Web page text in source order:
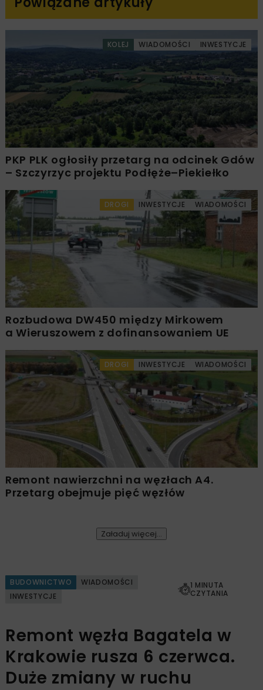
KOLEJ WIADOMOŚCI INWESTYCJE
PKP PLK ogłosiły przetarg na odcinek Gdów
– Szczyrzyc projektu Podłęże–Piekiełko
DROGI INWESTYCJE WIADOMOŚCI
Rozbudowa DW450 między Mirkowem
a Wieruszowem z dofinansowaniem UE
DROGI INWESTYCJE WIADOMOŚCI
Remont nawierzchni na węzłach A4.
Przetarg obejmuje pięć węzłów
Załaduj więcej...
BUDOWNICTWO
WIADOMOŚCI
INWESTYCJE
1 MINUTA
CZYTANIA
Remont węzła Bagatela w
Krakowie rusza 6 czerwca.
Duże zmiany w ruchu